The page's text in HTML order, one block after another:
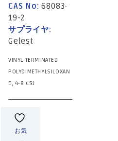
CAS No:68083-
19-2
サプライヤ:
Gelest
VINYL TERMINATED
POLYDIMETHYLSILOXAN
E, 4-8 cSt
お気